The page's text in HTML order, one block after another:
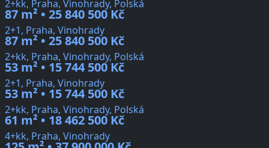
2+kk, Praha, Vinohrady, Polská
87 m² • 25 840 500 Kč
2+1, Praha, Vinohrady
87 m² • 25 840 500 Kč
2+kk, Praha, Vinohrady, Polská
53 m² • 15 744 500 Kč
2+1, Praha, Vinohrady
53 m² • 15 744 500 Kč
2+kk, Praha, Vinohrady, Polská
61 m² • 18 462 500 Kč
4+kk, Praha, Vinohrady